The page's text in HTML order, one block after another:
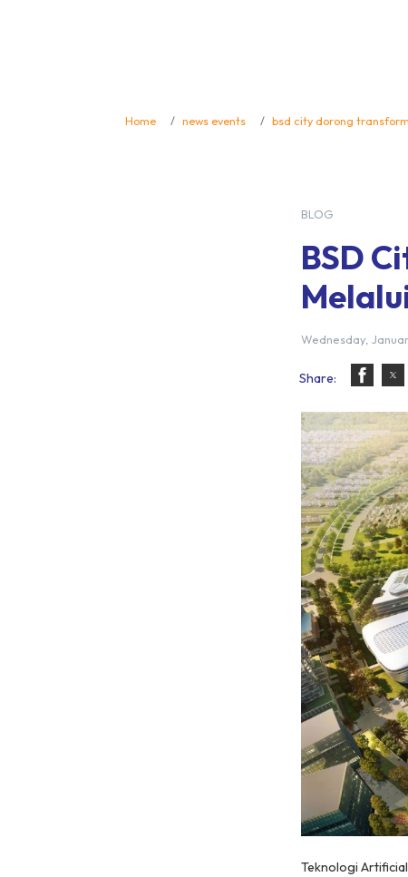
Home news events bsd city dorong
BLOG
BSD
Wednesday,
Share:
Teknologi